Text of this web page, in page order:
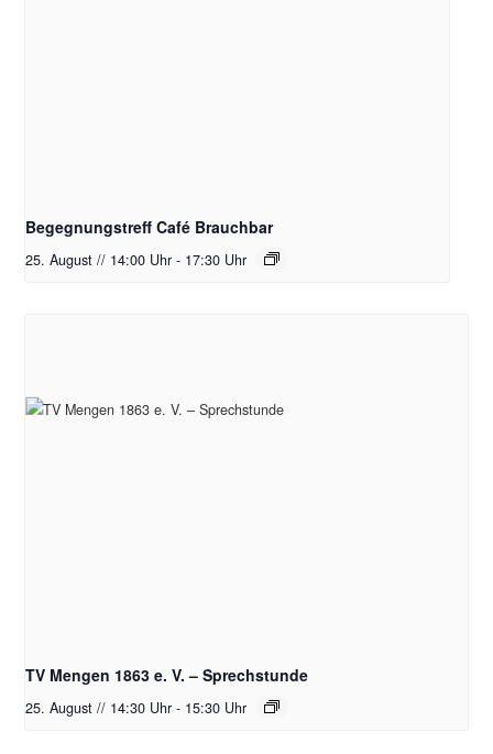
Begegnungstreff Café Brauchbar
25. August // 14:00 Uhr - 17:30 Uhr
TV Mengen 1863 e. V. – Sprechstunde
25. August // 14:30 Uhr - 15:30 Uhr